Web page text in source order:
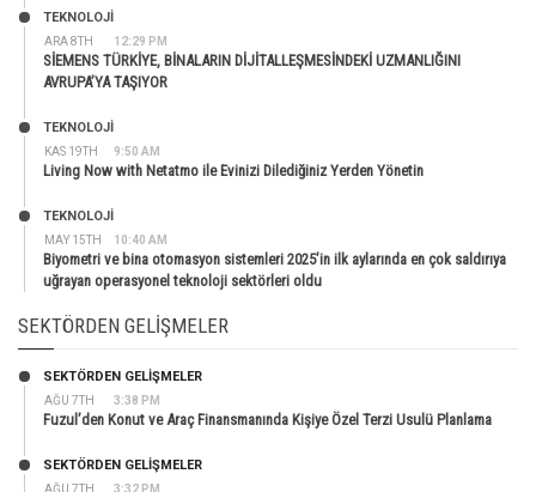
ARA 8TH 12:29 PM
TEKNOLOJİ
SİEMENS TÜRKİYE, BİNALARIN DİJİTALLEŞMESİNDEKİ UZMANLIĞINI
AVRUPA’YA TAŞIYOR
KAS 19TH 9:50 AM
TEKNOLOJİ
Living Now with Netatmo ile Evinizi Dilediğiniz Yerden Yönetin
MAY 15TH 10:40 AM
TEKNOLOJİ
Biyometri ve bina otomasyon sistemleri 2025’in ilk aylarında en çok saldırıya
uğrayan operasyonel teknoloji sektörleri oldu
SEKTÖRDEN GELIŞMELER
AĞU 7TH 3:38 PM
SEKTÖRDEN GELIŞMELER
Fuzul’den Konut ve Araç Finansmanında Kişiye Özel Terzi Usulü Planlama
AĞU 7TH 3:32 PM
SEKTÖRDEN GELIŞMELER